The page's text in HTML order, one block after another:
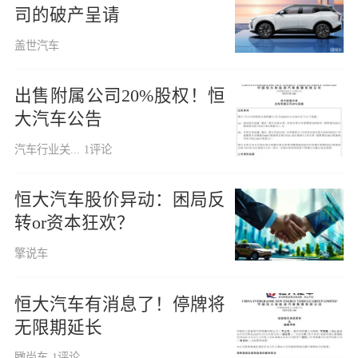
司的破产呈请
盖世汽车
出售附属公司20%股权！恒
大汽车公告
汽车行业关... 1评论
恒大汽车股价异动：困局反
转or资本狂欢？
擎说车
恒大汽车有消息了！停牌将
无限期延长